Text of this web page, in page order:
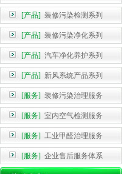
[产品] 装修污染检测系列
[产品] 装修污染净化系列
[产品] 汽车净化养护系列
[产品] 新风系统产品系列
[服务] 装修污染治理服务
[服务] 室内空气检测服务
[服务] 工业甲醛治理服务
[服务] 企业售后服务体系